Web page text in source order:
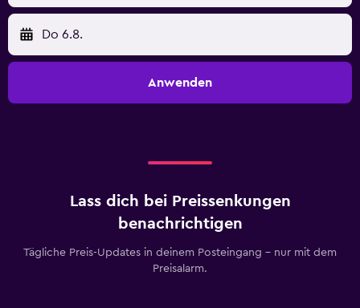
Do 6.8.
Anwenden
Lass dich bei Preissenkungen
benachrichtigen
Tägliche Preis-Updates in deinem Posteingang – nur mit dem
Preisalarm.